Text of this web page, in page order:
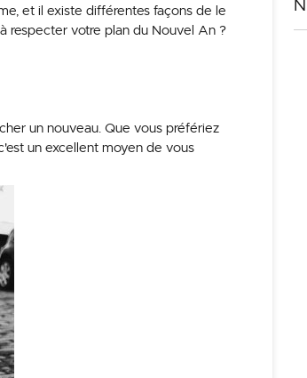
et il existe différentes façons de le
respecter votre plan du Nouvel An ?
un nouveau. Que vous préfériez
un excellent moyen de vous